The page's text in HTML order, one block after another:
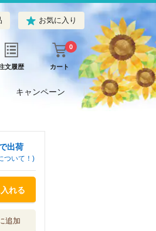
お気に入り
文履歴 カート
0
キャンペーン
出荷
ついて！)
れる
追加